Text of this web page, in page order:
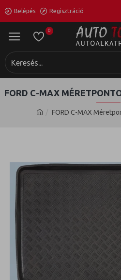
Belépés Regisztráció
0
FORD C-MAX
FORD C-MAX